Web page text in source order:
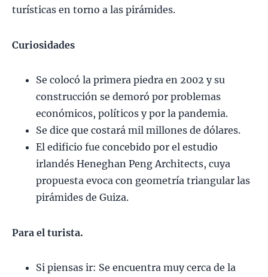
turísticas en torno a las pirámides.
Curiosidades
Se colocó la primera piedra en 2002 y su
construcción se demoró por problemas
económicos, políticos y por la pandemia.
Se dice que costará mil millones de dólares.
El edificio fue concebido por el estudio
irlandés Heneghan Peng Architects, cuya
propuesta evoca con geometría triangular las
pirámides de Guiza.
Para el turista.
Si piensas ir: Se encuentra muy cerca de la